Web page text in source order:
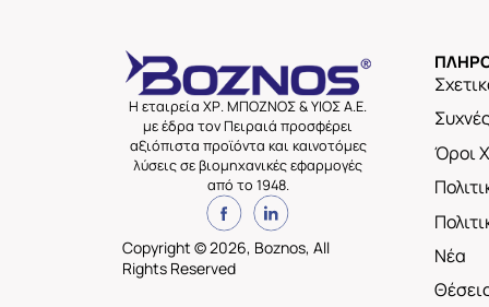
Η εταιρεία ΧΡ. ΜΠΟΖΝΟΣ & ΥΙΟΣ Α.Ε.
με έδρα τον Πειραιά προσφέρει
αξιόπιστα προϊόντα και καινοτόμες
λύσεις σε βιομηχανικές εφαρμογές
από το 1948.
Copyright © 2026, Boznos, All
Rights Reserved
Όροι
Νέα